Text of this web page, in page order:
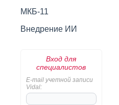
МКБ-11
Внедрение ИИ
Вход для
специалистов
E-mail учетной записи
Vidal: